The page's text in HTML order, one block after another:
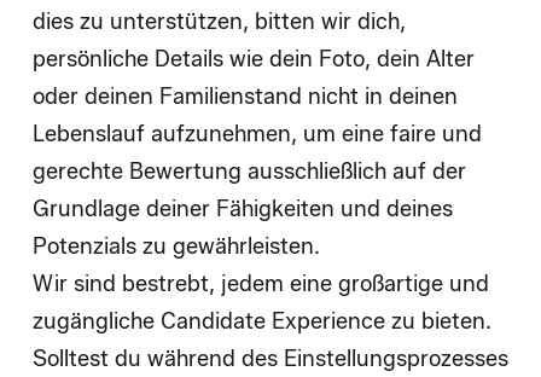
dies zu unterstützen, bitten wir dich,
persönliche Details wie dein Foto, dein Alter
oder deinen Familienstand nicht in deinen
Lebenslauf aufzunehmen, um eine faire und
gerechte Bewertung ausschließlich auf der
Grundlage deiner Fähigkeiten und deines
Potenzials zu gewährleisten.
Wir sind bestrebt, jedem eine großartige und
zugängliche Candidate Experience zu bieten.
Solltest du während des Einstellungsprozesses